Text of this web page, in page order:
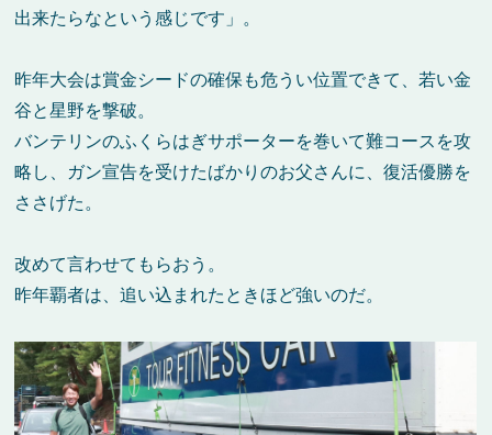
出来たらなという感じです」。
昨年大会は賞金シードの確保も危うい位置できて、若い金
谷と星野を撃破。
バンテリンのふくらはぎサポーターを巻いて難コースを攻
略し、ガン宣告を受けたばかりのお父さんに、復活優勝を
ささげた。
改めて言わせてもらおう。
昨年覇者は、追い込まれたときほど強いのだ。